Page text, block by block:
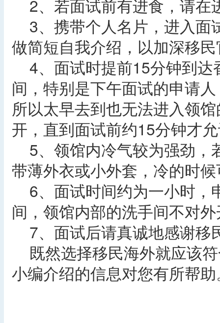
2、若面试前有进食，请在
3、携带个人名片，进入面
做简短自我介绍，以加深移
4、面试时提前15分钟到达
间，特别是下午面试的申请
所以太早去到也无法进入领
开，直到面试前约15分钟才
5、领馆内冷气较为强劲，
带薄外衣或小外套，冷的时
6、面试时间约为一小时，
间，领馆内部的洗手间不对
7、面试后请真诚地感谢移
既然选择移民海外就应该
小编介绍的信息对您有所帮